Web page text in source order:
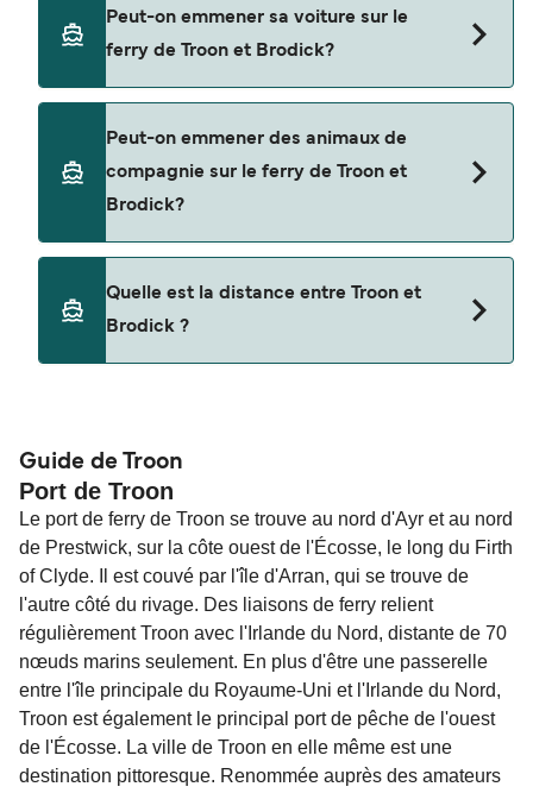
piéton de Troon à Brodick avec
Peut-on emmener sa voiture sur le
ferry de Troon et Brodick?
Caledonian MacBrayne
Peut-on emmener des animaux de
compagnie sur le ferry de Troon et
Brodick?
pas autorisés à bord pour les traversées entre
Quelle est la distance entre Troon et
Brodick ?
Guide de Troon
Port de Troon
Le port de ferry de Troon se trouve au nord d'Ayr et au nord
de Prestwick, sur la côte ouest de l'Écosse, le long du Firth
of Clyde. Il est couvé par l'île d'Arran, qui se trouve de
l'autre côté du rivage. Des liaisons de ferry relient
régulièrement Troon avec l'Irlande du Nord, distante de 70
nœuds marins seulement. En plus d'être une passerelle
entre l'île principale du Royaume-Uni et l'Irlande du Nord,
Troon est également le principal port de pêche de l'ouest
de l'Écosse. La ville de Troon en elle même est une
destination pittoresque. Renommée auprès des amateurs